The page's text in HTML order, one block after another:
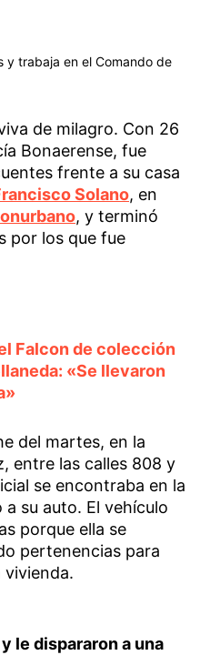
y trabaja en el Comando de
de milagro. Con 26
Bonaerense, fue
frente a su casa
Solano, en
, y terminó
por los que fue
Falcon de colección
«Se llevaron
del martes, en la
entre las calles 808 y
se encontraba en la
su auto. El vehículo
porque ella se
pertenencias para
vivienda.
le dispararon a una